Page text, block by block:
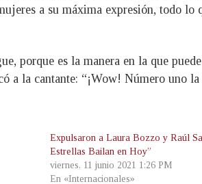
a su máxima expresión, todo lo
porque es la manera en la que
a la cantante: “¡Wow! Número uno
Expulsaron a Laura Bozzo y Raúl
Estrellas Bailan en Hoy”
viernes, 11 junio 2021 1:26 PM
En «Internacionales»